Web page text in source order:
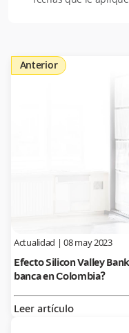
Anterior
Actualidad |08 may 2023
Efecto Silicon Valley
banca en Colombia?
Leer artículo